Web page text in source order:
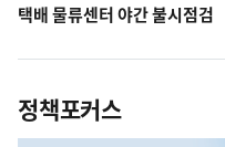
택배 물류센터 야간 불시점검
정책포커스